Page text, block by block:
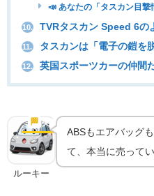
📣 あなたの「タスカン目撃
10. TVRタスカン Speed 6の
11. タスカンは「電子の鎧を
12. 英国スポーツカーの仲間
🏁 実車の魅力
ルーキー
ABSもエアバッグ
て、本当に売って